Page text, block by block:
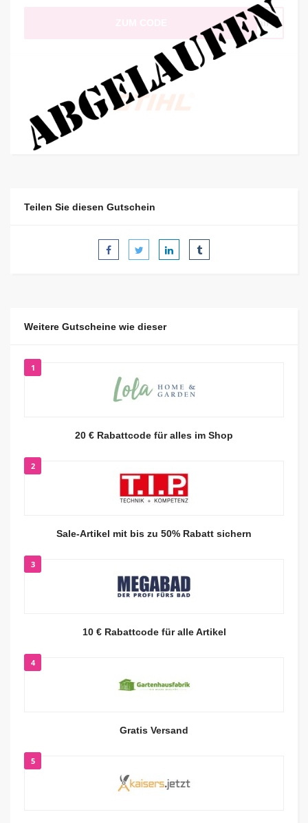
Mail
Teilen Sie diesen Gutschein
Weitere Gutscheine wie dieser
1
20 € Rabattcode für alles im Shop
2
Sale-Artikel mit bis zu 50% Rabatt sichern
3
10 € Rabattcode für alle Artikel
4
Gratis Versand
5